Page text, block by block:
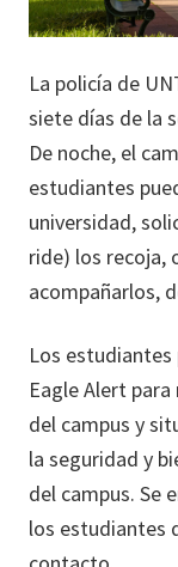
La policía de
siete días de la
De noche, el
estudiantes
universidad,
ride) los recoja,
acompañarlos,
Los
Eagle Alert
del campus y
la seguridad y
del campus. Se
los estudiantes